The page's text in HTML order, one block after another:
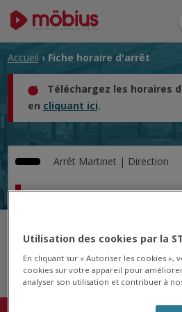
Accueil › Fiche horaire d'arrêt
Téléchargez les horaires
en cliquant ici.
Arrêt Martinet | Direction
Cet arrêt n'est pas desservi pour le
Utilisation des cookies par la
En cliquant sur « Autoriser les cookies »,
cookies sur votre appareil pour
analyser son utilisation et contribuer à